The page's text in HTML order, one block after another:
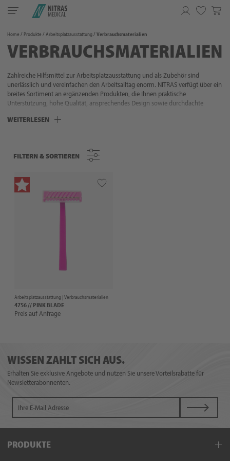
Toggle
Home Produkte Arbeitsplatzausstattung Verbrauchsmaterialien
VERBRAUCHSMATERIALIEN
Zahlreiche Hilfsmittel zur Arbeitsplatzausstattung und als Zubehör sind
unerlässlich und vereinfachen den Arbeitsalltag enorm. NITRAS verfügt über ein
breites Sortiment an ergänzenden Produkten, die Ihnen praktische
Unterstützung, hohe Qualität, ansprechendes Design sowie durchdachte
Sterilisationsverpackungen verfügen wir zusätzlich über eine Vielzahl an
WEITERLESEN
FILTERN & SORTIEREN
FILTERN & SORTIEREN
Arbeitsplatzausstattung |Verbrauchsmaterialien
4756 // PINK BLADE
Preis auf Anfrage
WISSEN ZAHLT SICH AUS.
Erhalten Sie exklusive Angebote und nutzen Sie unsere Vorteilsrabatte für
Newsletterabonnenten.
PRODUKTE